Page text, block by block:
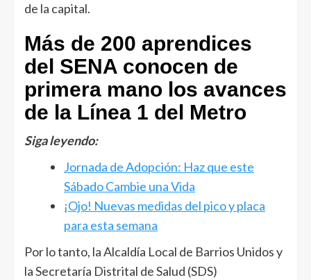
de la capital.
Más de 200 aprendices
del SENA conocen de
primera mano los avances
de la Línea 1 del Metro
Siga leyendo:
Jornada de Adopción: Haz que este
Sábado Cambie una Vida
¡Ojo! Nuevas medidas del pico y placa
para esta semana
Por lo tanto, la Alcaldía Local de Barrios Unidos y
la Secretaría Distrital de Salud (SDS)